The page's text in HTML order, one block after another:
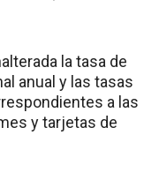
la tasa de
anual y las tasas
a las
y tarjetas de